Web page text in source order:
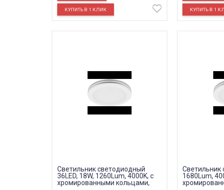
Светильник светодиодный
36LED, 18W, 1260Lum, 4000K, с
хромированными кольцами,
Светильник
1680Lum,